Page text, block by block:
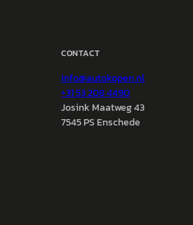
CONTACT
info@autokopen.nl
+31 53 208 4490
Josink Maatweg 43
7545 PS Enschede